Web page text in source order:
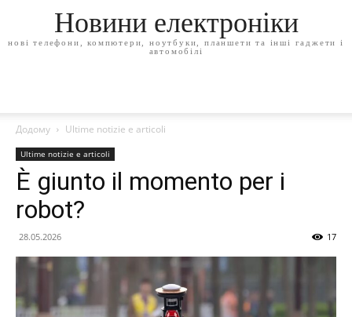
Новини електроніки
нові телефони, компютери, ноутбуки, планшети та інші гаджети і
автомобілі
Додому Ultime notizie e articoli
Ultime notizie e articoli
È giunto il momento per i
robot?
28.05.2026 17